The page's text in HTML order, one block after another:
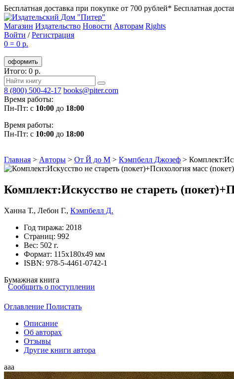
Бесплатная доставка при покупке от 700 рублей* Бесплатная
Магазин Издательство Новости Авторам Rights
Войти /Регистрация
0 = 0 р.
оформить
Итого: 0 р.
8 (800) 500-42-17 books@piter.com
Время работы:
Пн-Пт: с 10:00 до 18:00
Время работы:
Пн-Пт: с 10:00 до 18:00
Главная > Авторы > От Й до М > Кэмпбелл Джозеф >
Комплект:Искусство не стареть
Ханна Т., Лебон Г., Кэмпбелл Д.
Год тиража: 2018
Страниц: 992
Вес: 502 г.
Формат: 115х180х49 мм
ISBN: 978-5-4461-0742-1
Бумажная книга
Сообщить о поступлении
Оглавление Полистать
Описание
Об авторах
Отзывы
Другие книги автора
ааа